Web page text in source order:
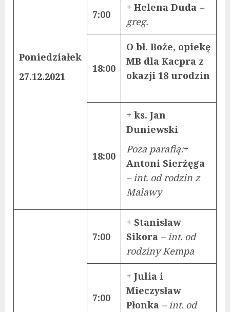
Poniedziałek
27.12.2021
7:00
+ Helena Duda –
greg.
18:00
O bł. Boże, opiekę
MB dla Kacpra z
okazji 18 urodzin
18:00
+ ks. Jan
Duniewski
Poza parafią:+
Antoni Sierżęga
– int. od rodzin z
Malawy
7:00
+ Stanisław
Sikora – int. od
rodziny Kempa
7:00
+ Julia i
Mieczysław
Płonka – int. od